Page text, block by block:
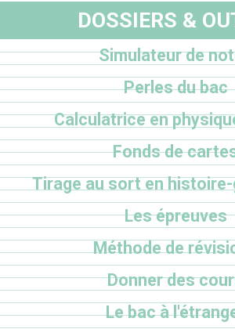
DOSSIERS &
Simulateur de
Perles du bac
Calculatrice en
Fonds de
Tirage au sort en
Les épreuves
Méthode de
Donner des
Le bac à